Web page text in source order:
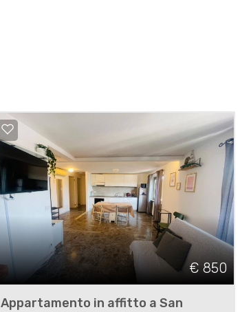
€ 850
Appartamento in affitto a San